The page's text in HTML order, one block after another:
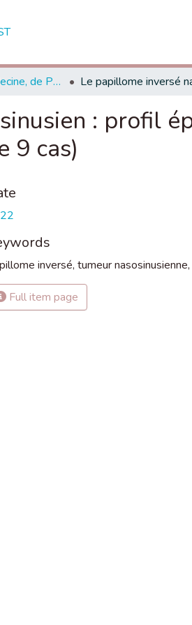
Faculté de Médecine, de Pharmacie et de Médecine Dentaire - Fès
: profil
9 cas)
inversé, tumeur nasosinusienne,
Full item page